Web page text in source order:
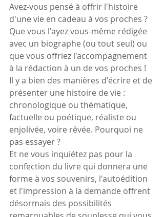
Avez-vous pensé à offrir l'histoire
d'une vie en cadeau à vos proches ?
Que vous l'ayez vous-même rédigée
avec un biographe (ou tout seul) ou
que vous offriez l'accompagnement
à la rédaction à un de vos proches !
Il y a bien des manières d'écrire et de
présenter une histoire de vie :
chronologique ou thématique,
factuelle ou poétique, réaliste ou
enjolivée, voire rêvée. Pourquoi ne
pas essayer ?
Et ne vous inquiétez pas pour la
confection du livre qui donnera une
forme à vos souvenirs, l'autoédition
et l'impression à la demande offrent
désormais des possibilités